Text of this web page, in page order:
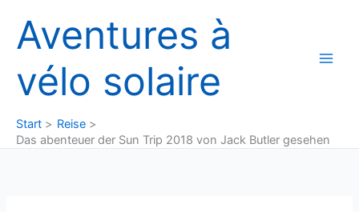
Inhalt
springen
Aventures à
vélo solaire
Start
Reise
Das abenteuer der Sun Trip 2018 von Jack Butler gesehen